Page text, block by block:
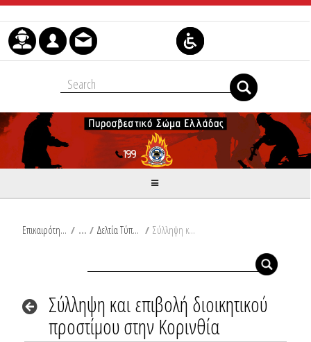
Skip to Content
Επικαιρότητα / Δελτία Τύπου / Σύλληψη και επιβολή διοικητικού προστίμου στην Κορινθία
Σύλληψη και επιβολή διοικητικού
προστίμου στην Κορινθία